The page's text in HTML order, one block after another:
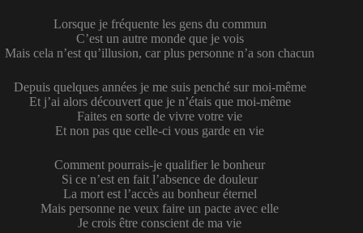
Lorsque je fréquente les gens du commun
C’est un autre monde que je vois
Mais cela n’est qu’illusion, car plus personne n’a son chacun
Depuis quelques années je me suis penché sur moi-même
Et j’ai alors découvert que je n’étais que moi-même
Faites en sorte de vivre votre vie
Et non pas que celle-ci vous garde en vie
Comment pourrais-je qualifier le bonheur
Si ce n’est en fait l’absence de douleur
La mort est l’accès au bonheur éternel
Mais personne ne veux faire un pacte avec elle
Je crois être conscient de ma vie